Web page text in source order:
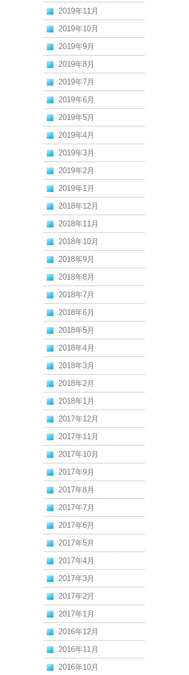
2019年11月
2019年10月
2019年9月
2019年8月
2019年7月
2019年6月
2019年5月
2019年4月
2019年3月
2019年2月
2019年1月
2018年12月
2018年11月
2018年10月
2018年9月
2018年8月
2018年7月
2018年6月
2018年5月
2018年4月
2018年3月
2018年2月
2018年1月
2017年12月
2017年11月
2017年10月
2017年9月
2017年8月
2017年7月
2017年6月
2017年5月
2017年4月
2017年3月
2017年2月
2017年1月
2016年12月
2016年11月
2016年10月